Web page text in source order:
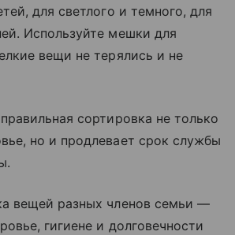
для светлого и темного, для
Используйте мешки для
вещи не терялись и не
сортировка не только
но и продлевает срок службы
вещей разных членов семьи —
гигиене и долговечности